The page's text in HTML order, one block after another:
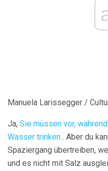
Manuela Larissegger /
Ja, Sie müssen vor,
Wasser trinken . Aber du
Spaziergang übertreiben,
und es nicht mit Salz